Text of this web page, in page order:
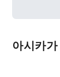
아시카